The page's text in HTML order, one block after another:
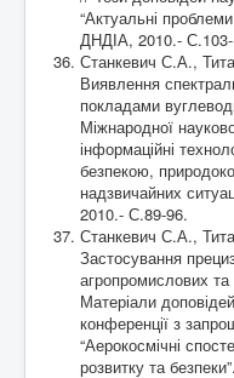
“Актуальні проблеми
ДНДІА, 2010.-
Станкевич С.А.,
Виявлення
покладами
Міжнародної
інформаційні
безпекою,
надзвичайних
2010.- С.89-96.
Станкевич С.А.,
Застосування
агропромислових
Матеріали
конференції з
“Аерокосмічні
розвитку та